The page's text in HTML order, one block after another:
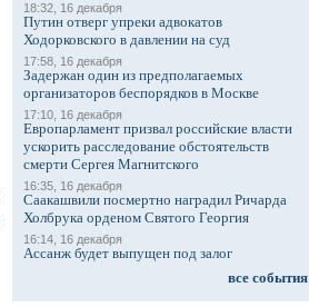
18:32, 16 декабря
Путин отверг упреки адвокатов
Ходорковского в давлении на суд
17:58, 16 декабря
Задержан один из предполагаемых
организаторов беспорядков в Москве
17:10, 16 декабря
Европарламент призвал российские власти
ускорить расследование обстоятельств
смерти Сергея Магнитского
16:35, 16 декабря
Саакашвили посмертно наградил Ричарда
Холбрука орденом Святого Георгия
16:14, 16 декабря
Ассанж будет выпущен под залог
все события